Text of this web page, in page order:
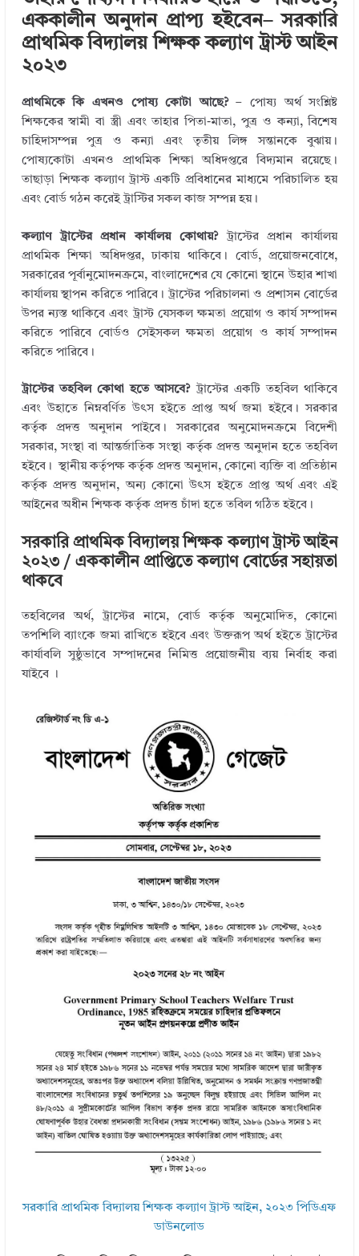
bl
r
e
dI
te
r
b
o
e
এককালীন অনুদান প্রাপ্য হইবেন– সরকারি
প্রাথমিক বিদ্যালয় শিক্ষক কল্যাণ ট্রাস্ট আইন
২০২৩
প্রাথমিকে কি এখনও পোষ্য কোটা আছে?– পোষ্য অর্থ সংশ্লিষ্ট
শিক্ষকের স্বামী বা স্ত্রী এবং তাহার পিতা-মাতা, পুত্র ও কন্যা, বিশেষ
চাহিদাসম্পন্ন পুত্র ও কন্যা এবং তৃতীয় লিঙ্গ সন্তানকে বুঝায়।
পোষ্যকোটা এখনও প্রাথমিক শিক্ষা অধিদপ্তরে বিদ্যমান রয়েছে।
তাছাড়া শিক্ষক কল্যাণ ট্রাস্ট একটি প্রবিধানের মাধ্যমে পরিচালিত হয়
এবং বোর্ড গঠন করেই ট্রাস্টির সকল কাজ সম্পন্ন হয়।
কল্যাণ ট্রাস্টের প্রধান কার্যালয় কোথায়?ট্রাস্টের প্রধান কার্যালয়
প্রাথমিক শিক্ষা অধিদপ্তর, ঢাকায় থাকিবে। বোর্ড, প্রয়োজনবোধে,
সরকারের পূর্বানুমোদনক্রমে, বাংলাদেশের যে কোনো স্থানে উহার শাখা
কার্যালয় স্থাপন করিতে পারিবে। ট্রাস্টের পরিচালনা ও প্রশাসন বোর্ডের
উপর ন্যস্ত থাকিবে এবং ট্রাস্ট যেসকল ক্ষমতা প্রয়োগ ও কার্য সম্পাদন
করিতে পারিবে বোর্ডও সেইসকল ক্ষমতা প্রয়োগ ও কার্য সম্পাদন
করিতে পারিবে।
ট্রাস্টের তহবিল কোথা হতে আসবে?ট্রাস্টের একটি তহবিল থাকিবে
এবং উহাতে নিম্নবর্ণিত উৎস হইতে প্রাপ্ত অর্থ জমা হইবে। সরকার
কর্তৃক প্রদত্ত অনুদান পাইবে। সরকারের অনুমোদনক্রমে বিদেশী
সরকার, সংস্থা বা আন্তর্জাতিক সংস্থা কর্তৃক প্রদত্ত অনুদান হতে তহবিল
হইবে। স্থানীয় কর্তৃপক্ষ কর্তৃক প্রদত্ত অনুদান, কোনো ব্যক্তি বা প্রতিষ্ঠান
কর্তৃক প্রদত্ত অনুদান, অন্য কোনো উৎস হইতে প্রাপ্ত অর্থ এবং এই
আইনের অধীন শিক্ষক কর্তৃক প্রদত্ত চাঁদা হতে তবিল গঠিত হইবে।
সরকারি প্রাথমিক বিদ্যালয় শিক্ষক কল্যাণ ট্রাস্ট আইন
২০২৩ / এককালীন প্রাপ্তিতে কল্যাণ বোর্ডের সহায়তা
থাকবে
তহবিলের অর্থ, ট্রাস্টের নামে, বোর্ড কর্তৃক অনুমোদিত, কোনো
তপশিলি ব্যাংকে জমা রাখিতে হইবে এবং উক্তরূপ অর্থ হইতে ট্রাস্টের
কার্যাবলি সুষ্ঠুভাবে সম্পাদনের নিমিত্ত প্রয়োজনীয় ব্যয় নির্বাহ করা
যাইবে ।
সরকারি প্রাথমিক বিদ্যালয় শিক্ষক কল্যাণ ট্রাস্ট আইন, ২০২৩ পিডিএফ
ডাউনলোড